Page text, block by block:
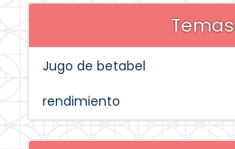
Temas
Jugo de betabel
rendimiento